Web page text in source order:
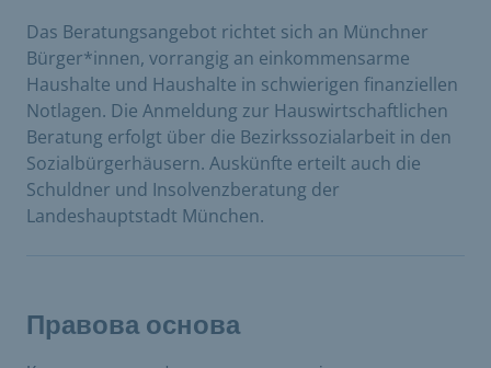
Das Beratungsangebot richtet sich an Münchner
Bürger*innen, vorrangig an einkommensarme
Haushalte und Haushalte in schwierigen finanziellen
Notlagen. Die Anmeldung zur Hauswirtschaftlichen
Beratung erfolgt über die Bezirkssozialarbeit in den
Sozialbürgerhäusern. Auskünfte erteilt auch die
Schuldner und Insolvenzberatung der
Landeshauptstadt München.
Правова основа